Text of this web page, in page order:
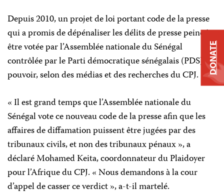
Depuis 2010, un projet de loi portant code de la presse
qui a promis de dépénaliser les délits de presse peine à
être votée par l’Assemblée nationale du Sénégal
contrôlée par le Parti démocratique sénégalais (PDS) au
pouvoir, selon des médias et des recherches du CPJ.
« Il est grand temps que l’Assemblée nationale du
Sénégal vote ce nouveau code de la presse afin que les
affaires de diffamation puissent être jugées par des
tribunaux civils, et non des tribunaux pénaux », a
déclaré Mohamed Keita, coordonnateur du Plaidoyer
pour l’Afrique du CPJ. « Nous demandons à la cour
d’appel de casser ce verdict », a-t-il martelé.
DONATE